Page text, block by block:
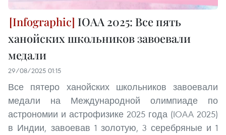
IOAA 2025: Все пять
ханойских школьников завоевали
медали
29/08/2025 01:15
Все пятеро ханойских школьников завоевали
медали на Международной олимпиаде по
астрономии и астрофизике 2025 года (IOAA 2025)
в Индии, завоевав 1 золотую, 3 серебряные и 1